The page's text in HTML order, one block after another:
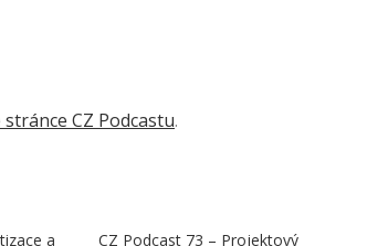
CZ Podcastu.
a
CZ Podcast 73 – Projektový